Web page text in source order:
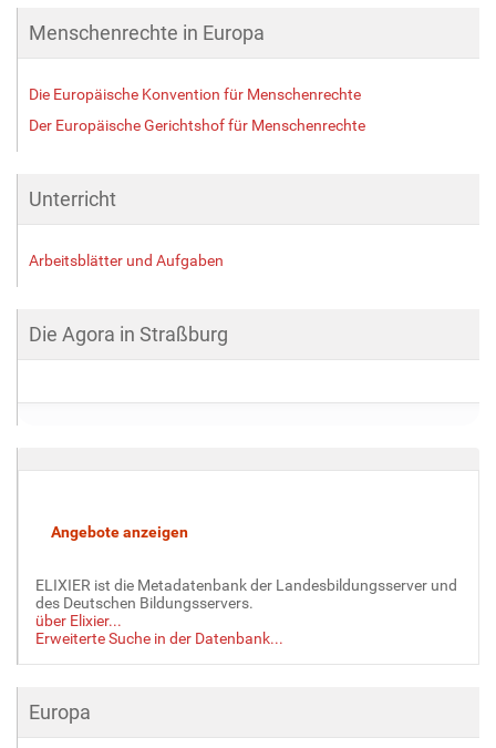
Menschenrechte in Europa
Die Europäische Konvention für Menschenrechte
Der Europäische Gerichtshof für Menschenrechte
Unterricht
Arbeitsblätter und Aufgaben
Die Agora in Straßburg
ELIXIER ist die Metadatenbank der Landesbildungsserver und
des Deutschen Bildungsservers.
über Elixier...
Erweiterte Suche in der Datenbank...
Europa